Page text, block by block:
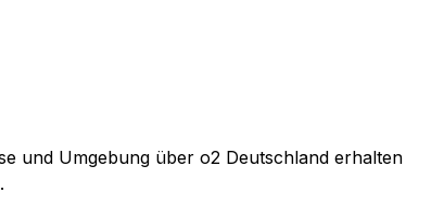
und Umgebung über o2 Deutschland erhalten